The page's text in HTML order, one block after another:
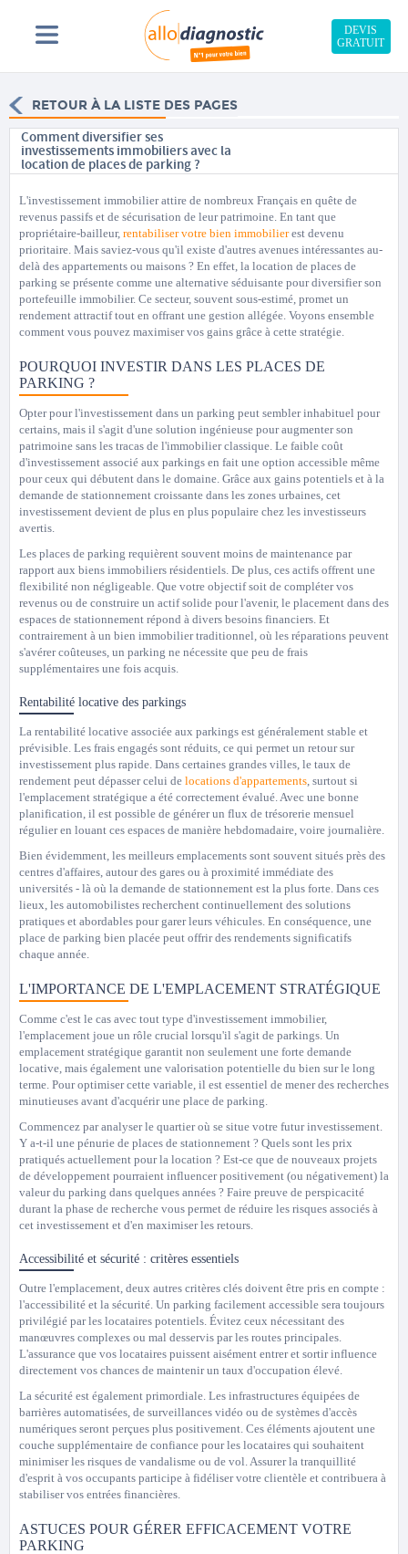
DEVIS
GRATUIT
RETOUR À LA LISTE DES PAGES
Comment diversifier ses
investissements immobiliers avec la
location de places de parking ?
L'investissement immobilier attire de nombreux Français en quête de
revenus passifs et de sécurisation de leur patrimoine. En tant que
propriétaire-bailleur, rentabiliser votre bien immobilierest devenu
prioritaire. Mais saviez-vous qu'il existe d'autres avenues intéressantes au-
delà des appartements ou maisons ? En effet, la location de places de
parking se présente comme une alternative séduisante pour diversifier son
portefeuille immobilier. Ce secteur, souvent sous-estimé, promet un
rendement attractif tout en offrant une gestion allégée. Voyons ensemble
comment vous pouvez maximiser vos gains grâce à cette stratégie.
POURQUOI INVESTIR DANS LES PLACES DE
PARKING ?
Opter pour l'investissement dans un parking peut sembler inhabituel pour
certains, mais il s'agit d'une solution ingénieuse pour augmenter son
patrimoine sans les tracas de l'immobilier classique. Le faible coût
d'investissement associé aux parkings en fait une option accessible même
pour ceux qui débutent dans le domaine. Grâce aux gains potentiels et à la
demande de stationnement croissante dans les zones urbaines, cet
investissement devient de plus en plus populaire chez les investisseurs
avertis.
Les places de parking requièrent souvent moins de maintenance par
rapport aux biens immobiliers résidentiels. De plus, ces actifs offrent une
flexibilité non négligeable. Que votre objectif soit de compléter vos
revenus ou de construire un actif solide pour l'avenir, le placement dans des
espaces de stationnement répond à divers besoins financiers. Et
contrairement à un bien immobilier traditionnel, où les réparations peuvent
s'avérer coûteuses, un parking ne nécessite que peu de frais
supplémentaires une fois acquis.
Rentabilité locative des parkings
La rentabilité locative associée aux parkings est généralement stable et
prévisible. Les frais engagés sont réduits, ce qui permet un retour sur
investissement plus rapide. Dans certaines grandes villes, le taux de
rendement peut dépasser celui de locations d'appartements, surtout si
l'emplacement stratégique a été correctement évalué. Avec une bonne
planification, il est possible de générer un flux de trésorerie mensuel
régulier en louant ces espaces de manière hebdomadaire, voire journalière.
Bien évidemment, les meilleurs emplacements sont souvent situés près des
centres d'affaires, autour des gares ou à proximité immédiate des
universités - là où la demande de stationnement est la plus forte. Dans ces
lieux, les automobilistes recherchent continuellement des solutions
pratiques et abordables pour garer leurs véhicules. En conséquence, une
place de parking bien placée peut offrir des rendements significatifs
chaque année.
L'IMPORTANCE DE L'EMPLACEMENT STRATÉGIQUE
Comme c'est le cas avec tout type d'investissement immobilier,
l'emplacement joue un rôle crucial lorsqu'il s'agit de parkings. Un
emplacement stratégique garantit non seulement une forte demande
locative, mais également une valorisation potentielle du bien sur le long
terme. Pour optimiser cette variable, il est essentiel de mener des recherches
minutieuses avant d'acquérir une place de parking.
Commencez par analyser le quartier où se situe votre futur investissement.
Y a-t-il une pénurie de places de stationnement ? Quels sont les prix
pratiqués actuellement pour la location ? Est-ce que de nouveaux projets
de développement pourraient influencer positivement (ou négativement) la
valeur du parking dans quelques années ? Faire preuve de perspicacité
durant la phase de recherche vous permet de réduire les risques associés à
cet investissement et d'en maximiser les retours.
Accessibilité et sécurité : critères essentiels
Outre l'emplacement, deux autres critères clés doivent être pris en compte :
l'accessibilité et la sécurité. Un parking facilement accessible sera toujours
privilégié par les locataires potentiels. Évitez ceux nécessitant des
manœuvres complexes ou mal desservis par les routes principales.
L'assurance que vos locataires puissent aisément entrer et sortir influence
directement vos chances de maintenir un taux d'occupation élevé.
La sécurité est également primordiale. Les infrastructures équipées de
barrières automatisées, de surveillances vidéo ou de systèmes d'accès
numériques seront perçues plus positivement. Ces éléments ajoutent une
couche supplémentaire de confiance pour les locataires qui souhaitent
minimiser les risques de vandalisme ou de vol. Assurer la tranquillité
d'esprit à vos occupants participe à fidéliser votre clientèle et contribuera à
stabiliser vos entrées financières.
ASTUCES POUR GÉRER EFFICACEMENT VOTRE
PARKING